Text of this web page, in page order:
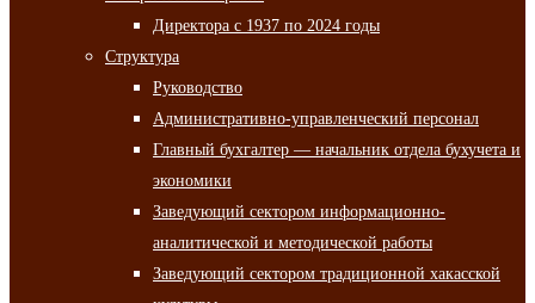
Директора с 1937 по 2024 годы
Структура
Руководство
Административно-управленческий персонал
Главный бухгалтер — начальник отдела бухучета и
экономики
Заведующий сектором информационно-
аналитической и методической работы
Заведующий сектором традиционной хакасской